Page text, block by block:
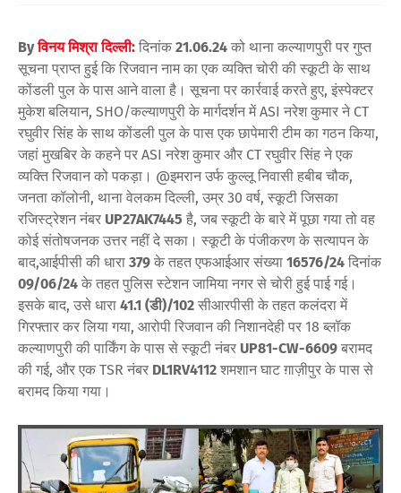
Byविनय मिश्रा दिल्ली: दिनांक 21.06.24 को थाना कल्याणपुरी पर गुप्त
सूचना प्राप्त हुई कि रिजवान नाम का एक व्यक्ति चोरी की स्कूटी के साथ
कोंडली पुल के पास आने वाला है। सूचना पर कार्रवाई करते हुए, इंस्पेक्टर
मुकेश बलियान, SHO/कल्याणपुरी के मार्गदर्शन में ASI नरेश कुमार ने CT
रघुवीर सिंह के साथ कोंडली पुल के पास एक छापेमारी टीम का गठन किया,
जहां मुखबिर के कहने पर ASI नरेश कुमार और CT रघुवीर सिंह ने एक
व्यक्ति रिजवान को पकड़ा। @इमरान उर्फ ​​कुल्लू निवासी हबीब चौक,
जनता कॉलोनी, थाना वेलकम दिल्ली, उम्र 30 वर्ष, स्कूटी जिसका
रजिस्ट्रेशन नंबर UP27AK7445 है, जब स्कूटी के बारे में पूछा गया तो वह
कोई संतोषजनक उत्तर नहीं दे सका। स्कूटी के पंजीकरण के सत्यापन के
बाद,आईपीसी की धारा 379 के तहत एफआईआर संख्या 16576/24 दिनांक
09/06/24 के तहत पुलिस स्टेशन जामिया नगर से चोरी हुई पाई गई।
इसके बाद, उसे धारा 41.1 (डी)/102 सीआरपीसी के तहत कलंदरा में
गिरफ्तार कर लिया गया, आरोपी रिजवान की निशानदेही पर 18 ब्लॉक
कल्याणपुरी की पार्किंग के पास से स्कूटी नंबर UP81-CW-6609 बरामद
की गई, और एक TSR नंबर DL1RV4112 शमशान घाट ग़ाज़ीपुर के पास से
बरामद किया गया।